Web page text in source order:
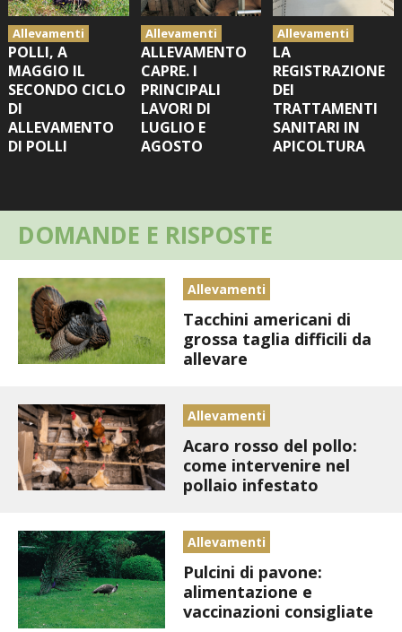
PICCOLO POLLAIO
STORIE DEI LETTORI
CONSERVARE LA FRUTTA
CONSERVE DELL’ORTO
STIHL
BLUMEN
NOCCIOLA DI CALABRIA
MEDICINA DEI SEMPLICI
SCONTI NOVEMBRE
HUSQVARNA
ZAPI GARDEN
Allevamenti
POLLI, A
MAGGIO IL
SECONDO CICLO
DI
ALLEVAMENTO
DI POLLI
Allevamenti
ALLEVAMENTO
CAPRE. I
PRINCIPALI
LAVORI DI
LUGLIO E
AGOSTO
Allevamenti
LA
REGISTRAZIONE
DEI
TRATTAMENTI
SANITARI IN
APICOLTURA
DOMANDE E RISPOSTE
Allevamenti
Tacchini americani di
grossa taglia difficili da
allevare
Allevamenti
Acaro rosso del pollo:
come intervenire nel
pollaio infestato
Allevamenti
Pulcini di pavone:
alimentazione e
vaccinazioni consigliate